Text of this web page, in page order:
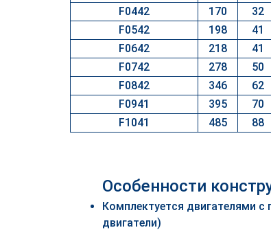
F0442
170 32
F0542
198 41
F0642
218 41
F0742
278 50
F0842
346 62
F0941
395 70
F1041
485 88
Особенности
Комплектуется двигателями
двигатели)